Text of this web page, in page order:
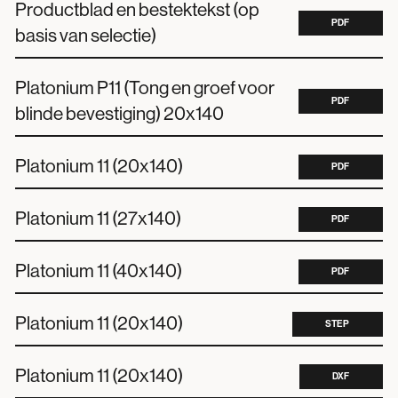
Productblad en bestektekst (op
basis van selectie)
PDF
Platonium P11 (Tong en groef voor
blinde bevestiging) 20x140
PDF
Platonium 11 (20x140) PDF
Platonium 11 (27x140) PDF
Platonium 11 (40x140) PDF
Platonium 11 (20x140) STEP
Platonium 11 (20x140) DXF